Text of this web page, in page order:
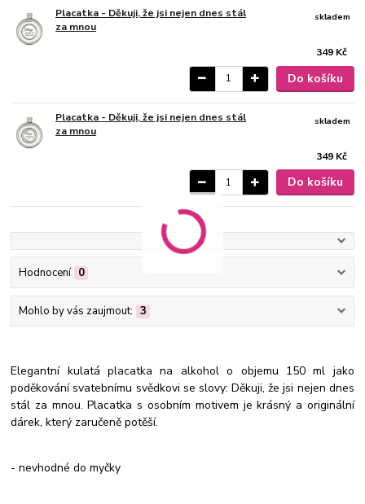
Placatka - Děkuji, že jsi nejen dnes stál
za mnou
349 Kč
skladem
Do košíku
Placatka - Děkuji, že jsi nejen dnes stál
za mnou
349 Kč
skladem
Do košíku
Hodnocení 0
Mohlo by vás zaujmout: 3
Elegantní kulatá placatka na alkohol o objemu 150 ml jako
poděkování svatebnímu svědkovi se slovy: Děkuji, že jsi nejen dnes
stál za mnou. Placatka s osobním motivem je krásný a originální
dárek, který zaručeně potěší.
- nevhodné do myčky